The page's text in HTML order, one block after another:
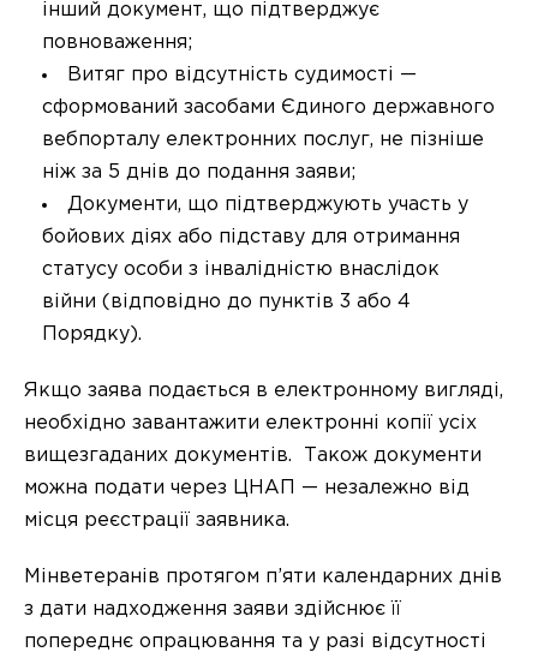
інший документ, що підтверджує
повноваження;
Витяг про відсутність судимості —
сформований засобами Єдиного державного
вебпорталу електронних послуг, не пізніше
ніж за 5 днів до подання заяви;
Документи, що підтверджують участь у
бойових діях або підставу для отримання
статусу особи з інвалідністю внаслідок
війни (відповідно до пунктів 3 або 4
Порядку).
Якщо заява подається в електронному вигляді,
необхідно завантажити електронні копії усіх
вищезгаданих документів. Також документи
можна подати через ЦНАП — незалежно від
місця реєстрації заявника.
Мінветеранів протягом п’яти календарних днів
з дати надходження заяви здійснює її
попереднє опрацювання та у разі відсутності